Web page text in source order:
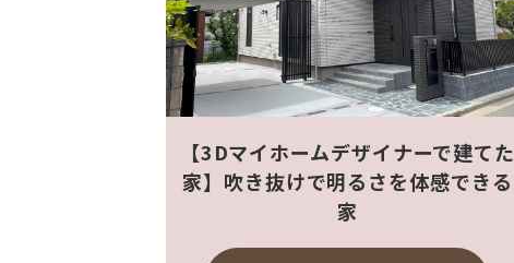
【3Dマイホームデザイナーで建てた
家】吹き抜けで明るさを体感できる
家